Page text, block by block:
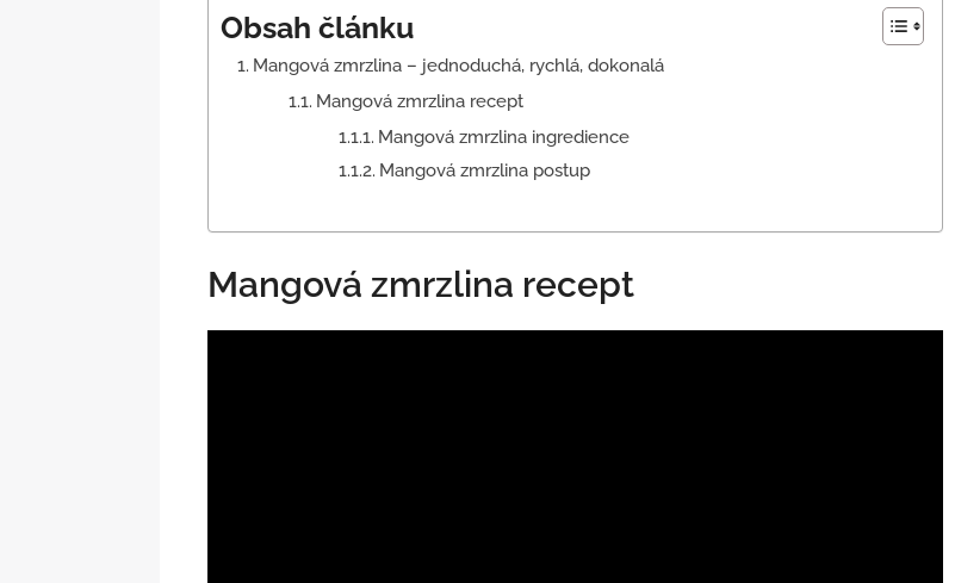
Obsah článku
Mangová zmrzlina – jednoduchá, rychlá, dokonalá
Mangová zmrzlina recept
Mangová zmrzlina ingredience
Mangová zmrzlina postup
Mangová zmrzlina recept